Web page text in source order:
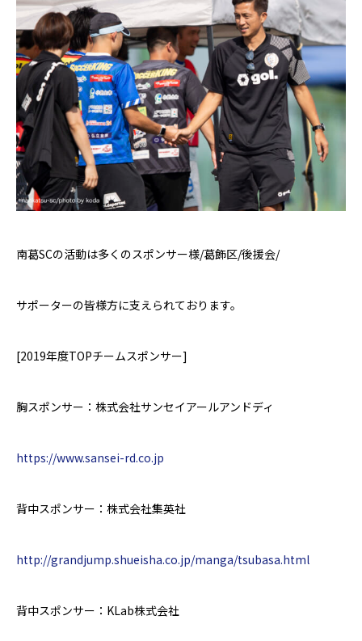
南葛SCの活動は多くのスポンサー様/葛飾区/後援会/
サポーターの皆様方に支えられております。
[2019年度TOPチームスポンサー]
胸スポンサー：株式会社サンセイアールアンドディ
https://www.sansei-rd.co.jp
背中スポンサー：株式会社集英社
http://grandjump.shueisha.co.jp/manga/tsubasa.html
背中スポンサー： KLab株式会社